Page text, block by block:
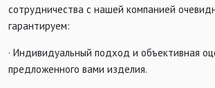
сотрудничества с нашей компанией
гарантируем:
· Индивидуальный подход и объективная
предложенного вами изделия.